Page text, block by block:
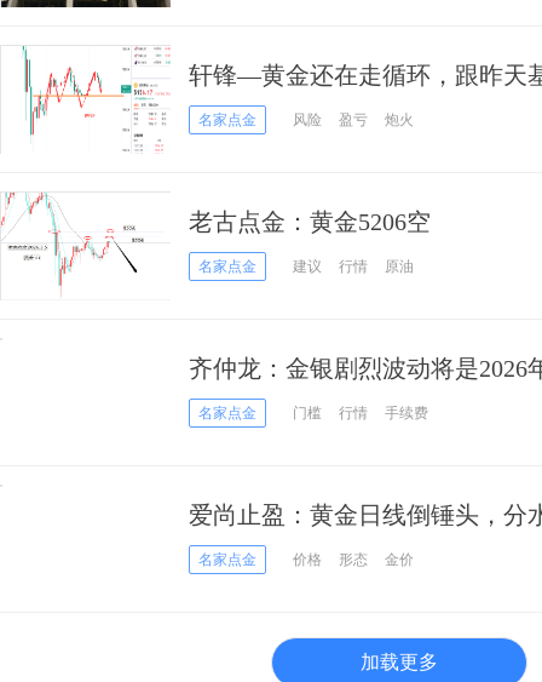
轩锋—黄金还在走循环，跟昨天
名家点金 风险 盈亏 炮火
老古点金：黄金5206空
名家点金 建议 行情 原油
齐仲龙：金银剧烈波动将是2026
名家点金 门槛 行情 手续费
爱尚止盈：黄金日线倒锤头，分
名家点金 价格 形态 金价
加载更多